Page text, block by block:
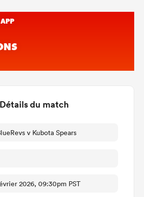
Détails du match
v Kubota Spears
2026, 09:30pm PST